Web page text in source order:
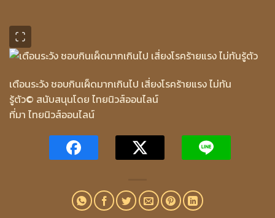
เตือนระวัง ชอบกินเผ็ดมากเกินไป เสี่ยงโรคร้ายแรง ไม่ทัน
รู้ตัว© สนับสนุนโดย ไทยนิวส์ออนไลน์
ที่มา ไทยนิวส์ออนไลน์